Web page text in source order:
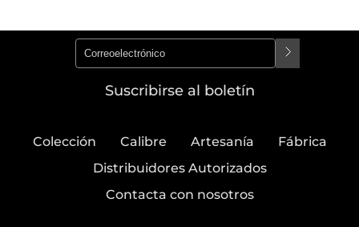
Suscribirse al boletín
Colección Calibre Artesanía
Fábrica
Distribuidores Autorizados
Contacta con nosotros